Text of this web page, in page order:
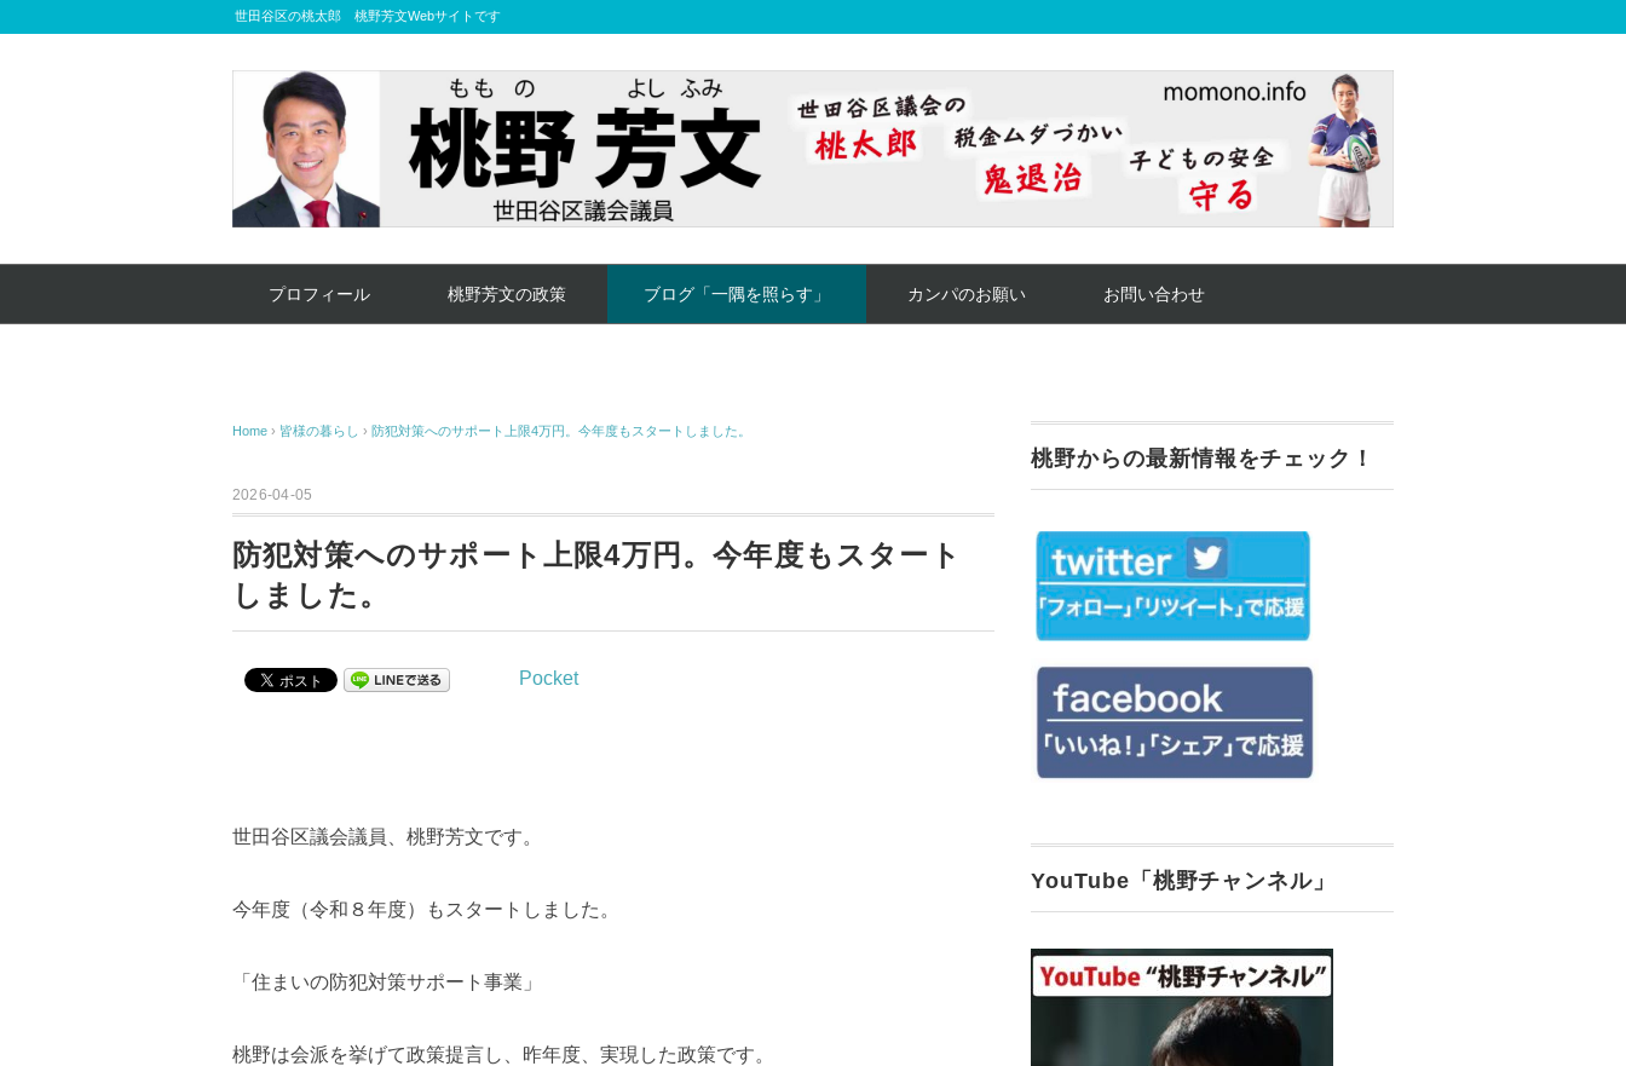
世田谷区の桃太郎 桃野芳文Webサイトです
プロフィール 桃野芳文の政策 ブログ「一隅を照らす」 カンパのお願い お問い合わせ
Home › 皆様の暮らし › 防犯対策へのサポート上限4万円。今年度もスタートしました。
2026-04-05
防犯対策へのサポート上限4万円。今年度もスタート
しました。
Pocket
世田谷区議会議員、桃野芳文です。
今年度（令和８年度）もスタートしました。
「住まいの防犯対策サポート事業」
桃野は会派を挙げて政策提言し、昨年度、実現した政策です。
桃野からの最新情報をチェック！
YouTube「桃野チャンネル」